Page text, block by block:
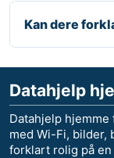
Kan dere
Datahjelp
Datahjelp hjemme
med Wi-Fi, bilder,
forklart rolig på